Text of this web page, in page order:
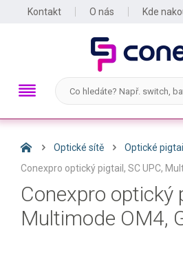
Kontakt O nás Kde
Optické sítě
Optické
Conexpro optický pigtail, SC UPC,
Conexpro optický
Multimode OM4,